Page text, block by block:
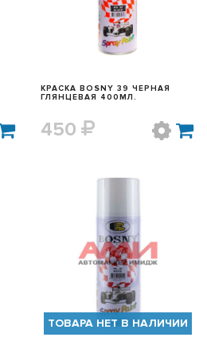
КРАСКА BOSNY 39 ЧЕРНАЯ
ГЛЯНЦЕВАЯ 400МЛ.
450
БЫСТРЫЙ ПРОСМОТР
ТОВАРА НЕТ В НАЛИЧИИ